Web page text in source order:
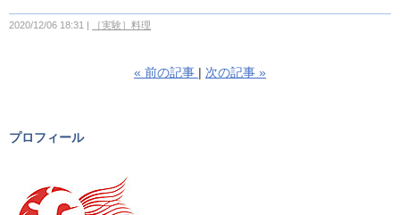
2020/12/06 18:31 ［実験］料理
« 前の記事 次の記事 »
プロフィール